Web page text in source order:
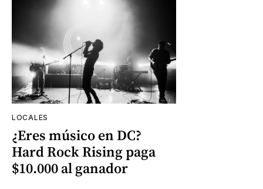
LOCALES
¿Eres músico en DC?
Hard Rock Rising paga
$10.000 al ganador